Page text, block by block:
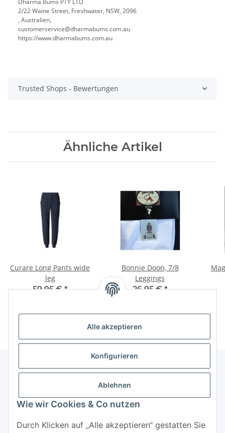
Alle akzeptieren
Konfigurieren
Ablehnen
Wie wir Cookies & Co nutzen
Durch Klicken auf „Alle akzeptieren“ gestatten Sie
Dharma Bums PTY LTD
2/22 Waine Street, Freshwater, NSW, 2096
, Australien,
customerservice@dharmabums.com.au
https://www.dharmabums.com.au
Trusted Shops - Bewertungen
Ähnliche Artikel
Curare Long Pants wide
leg
59,95 €*
Bonnie Doon, 7/8
Leggings
26,95 €*
Informationen
Mehr über